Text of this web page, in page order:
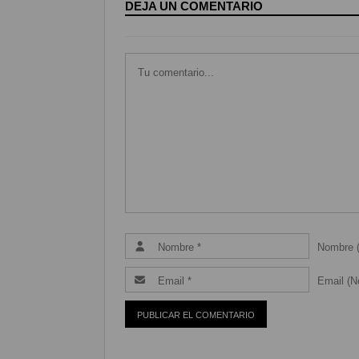
DEJA UN COMENTARIO
Nombre
Email